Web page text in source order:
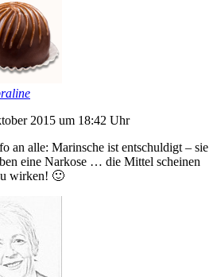
2015 um 18:42 Uhr
an alle: Marinsche ist entschuldigt – sie
eine Narkose … die Mittel scheinen
wirken! 🙂